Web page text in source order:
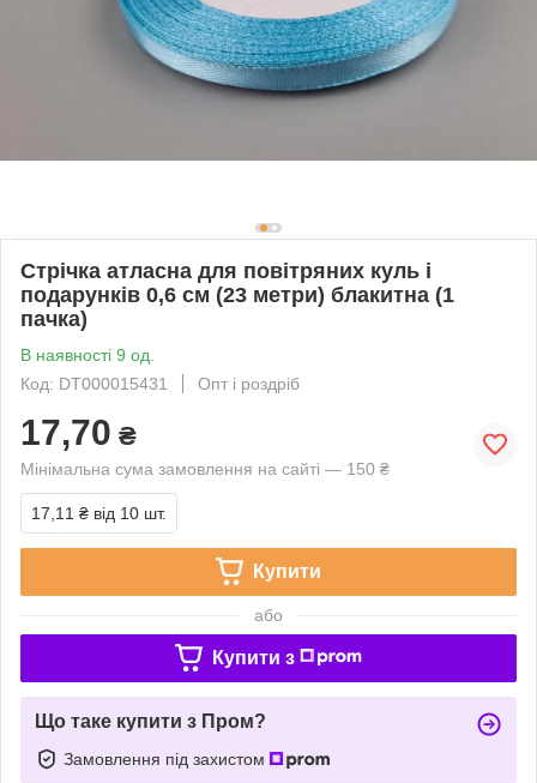
Стрічка атласна для повітряних куль і
подарунків 0,6 см (23 метри) блакитна (1
пачка)
В наявності 9 од.
Код: DT000015431
Опт і роздріб
17,70 ₴
Мінімальна сума замовлення на сайті — 150 ₴
17,11 ₴ від 10 шт.
Купити
або
Купити з
Що таке купити з Пром?
Замовлення під захистом